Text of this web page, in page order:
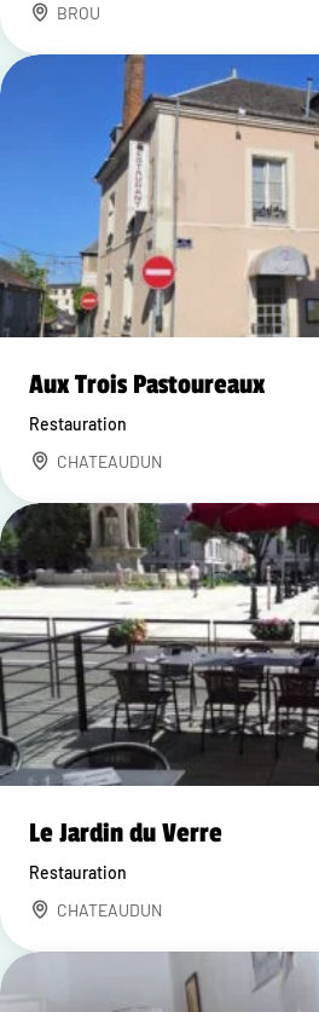
BROU
Aux Trois Pastoureaux
Restauration
CHATEAUDUN
Le Jardin du Verre
Restauration
CHATEAUDUN